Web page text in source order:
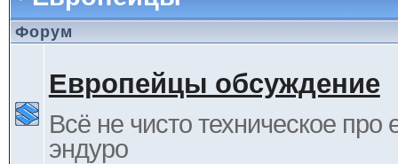
Форум
Европейцы обсуждение
Всё не чисто техническое про
эндуро